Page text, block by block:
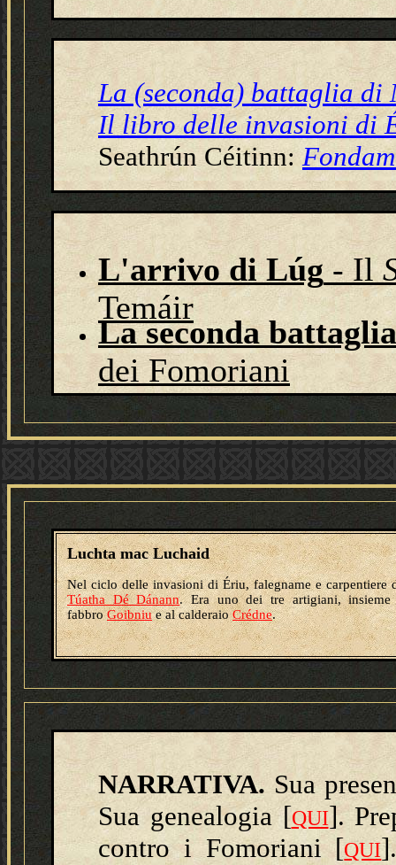
La (seconda) battaglia di
Il libro delle invasioni di
Seathrún Céitinn:
L'arrivo di Lúg- Il
Temáir
La seconda
dei Fomoriani
Luchta mac Luchaid
Nel ciclo delle invasioni di Ériu, falegname e carpentiere
Túatha Dé Dánann. Era uno dei tre artigiani, insieme
fabbroGoibniue al calderaioCrédne.
NARRATIVA. Sua
Sua genealogia [QUI].
contro i Fomoriani[QUI